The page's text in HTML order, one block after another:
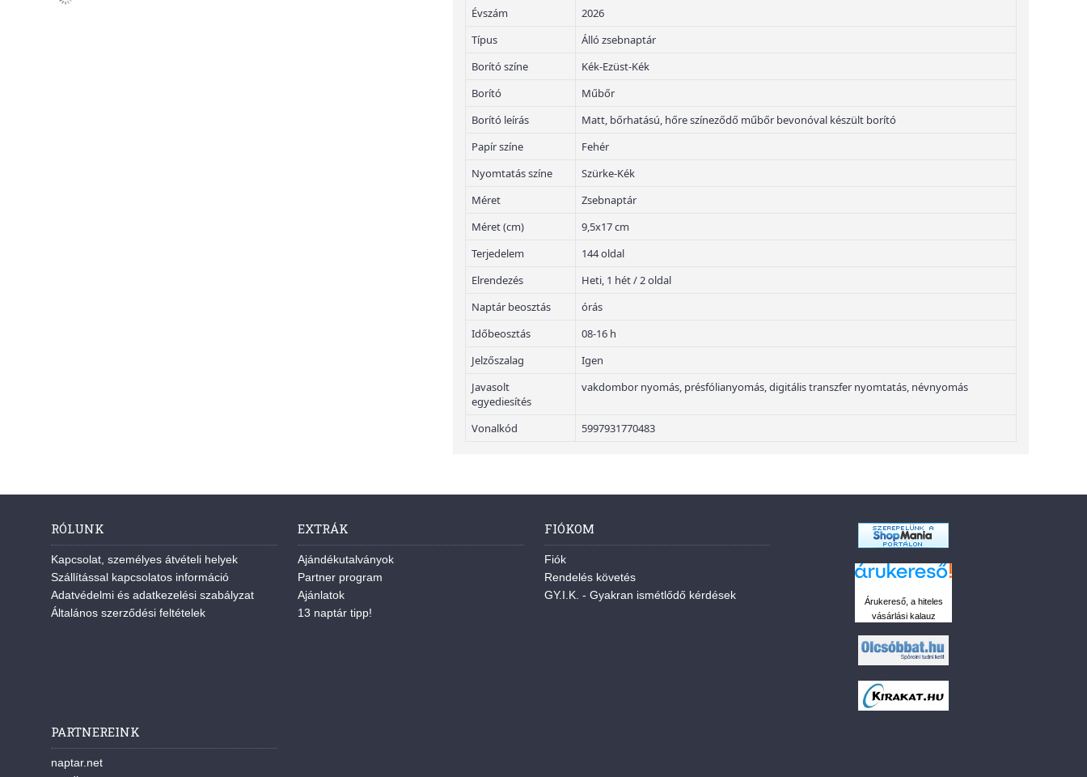
Évszám
2026
Típus
Álló zsebnaptár
Borító színe
Kék-Ezüst-Kék
Borító
Műbőr
Borító leírás
Matt, bőrhatású, hőre színeződő műbőr bevonóval készült borító
Papír színe
Fehér
Nyomtatás színe
Szürke-Kék
Méret
Zsebnaptár
Méret (cm)
9,5x17 cm
Terjedelem
144 oldal
Elrendezés
Heti, 1 hét / 2 oldal
Naptár beosztás
órás
Időbeosztás
08-16 h
Jelzőszalag
Igen
Javasolt
egyediesítés
vakdombor nyomás, présfólianyomás, digitális transzfer nyomtatás, névnyomás
Vonalkód 5997931770483
RÓLUNK
Kapcsolat, személyes átvételi helyek
Szállítással kapcsolatos információ
Adatvédelmi és adatkezelési szabályzat
Általános szerződési feltételek
EXTRÁK
Ajándékutalványok
Partner program
Ajánlatok
13 naptár tipp!
FIÓKOM
Fiók
Rendelés követés
GY.I.K. - Gyakran ismétlődő kérdések
Árukereső, a hiteles
vásárlási kalauz
PARTNEREINK
naptar.net